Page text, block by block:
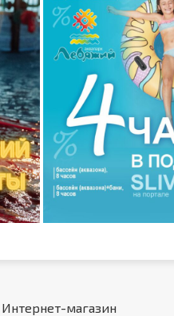
Интернет-магазин